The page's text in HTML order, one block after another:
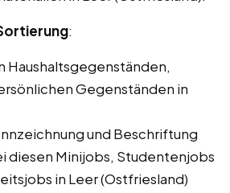
:
Haushaltsgegenständen,
Gegenständen in
und Beschriftung
diesen Minijobs, Studentenjobs
in Leer (Ostfriesland)